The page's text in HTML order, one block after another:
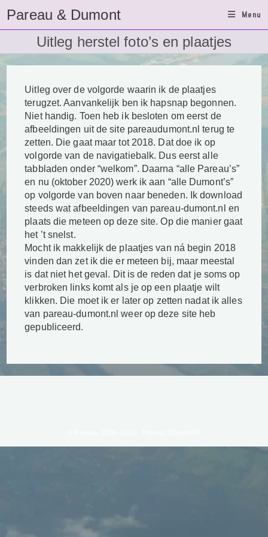
naar
inhoud
Pareau & Dumont Menu
Uitleg herstel foto’s en plaatjes
Uitleg over de volgorde waarin ik de plaatjes
terugzet. Aanvankelijk ben ik hapsnap begonnen.
Niet handig. Toen heb ik besloten om eerst de
afbeeldingen uit de site pareaudumont.nl terug te
zetten. Die gaat maar tot 2018. Dat doe ik op
volgorde van de navigatiebalk. Dus eerst alle
tabbladen onder “welkom”. Daarna “alle Pareau’s”
en nu (oktober 2020) werk ik aan “alle Dumont’s”
op volgorde van boven naar beneden. Ik download
steeds wat afbeeldingen van pareau-dumont.nl en
plaats die meteen op deze site. Op die manier gaat
het ’t snelst.
Mocht ik makkelijk de plaatjes van ná begin 2018
vinden dan zet ik die er meteen bij, maar meestal
is dat niet het geval. Dit is de reden dat je soms op
verbroken links komt als je op een plaatje wilt
klikken. Die moet ik er later op zetten nadat ik alles
van pareau-dumont.nl weer op deze site heb
gepubliceerd.